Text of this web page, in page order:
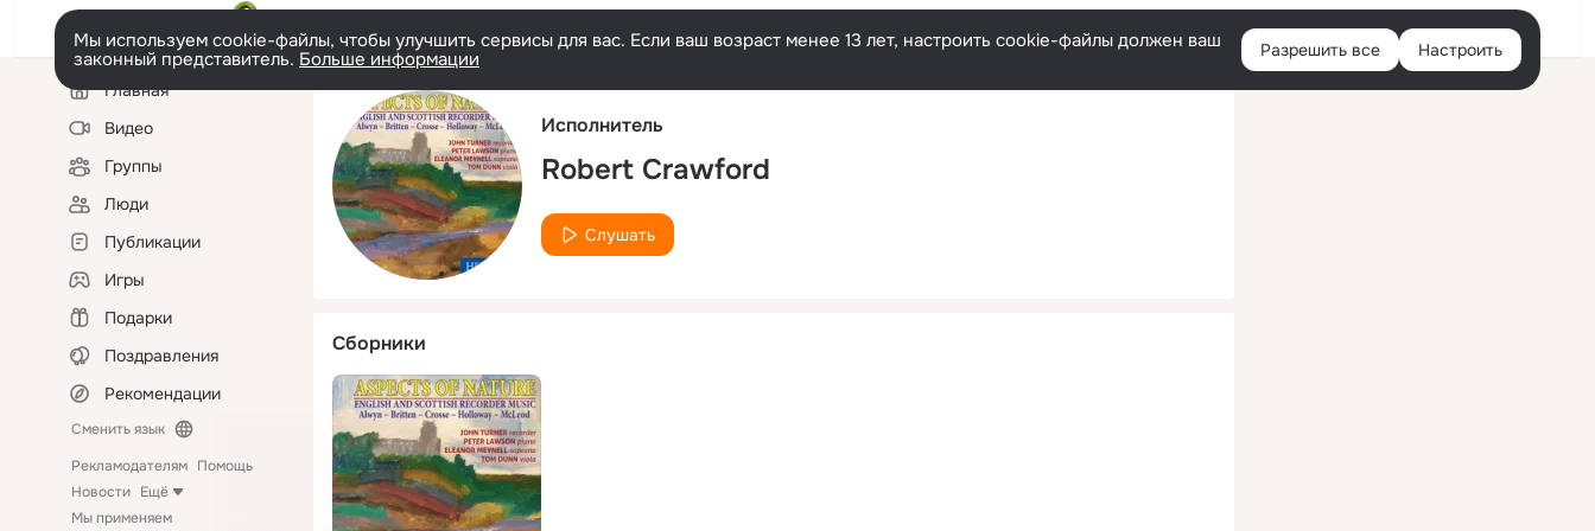
Русский Войти
Мы используем cookie-файлы, чтобы улучшить сервисы для вас. Если ваш возраст менее 13 лет, настроить cookie-файлы должен ваш
законный представитель. Больше информации Разрешить все Настроить
Левая
колонкаГлавная
Видео
Группы
Люди
Публикации
Игры
Подарки
Поздравления
Рекомендации
Сменить язык
Рекламодателям Помощь
Новости Ещё
Мы применяем
Исполнитель
Robert Crawford
Слушать
Сборники